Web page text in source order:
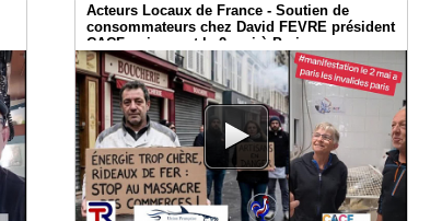
Acteurs Locaux de France - Soutien de
consommateurs chez David FEVRE président
CACF qui seront le 2 mai à Paris